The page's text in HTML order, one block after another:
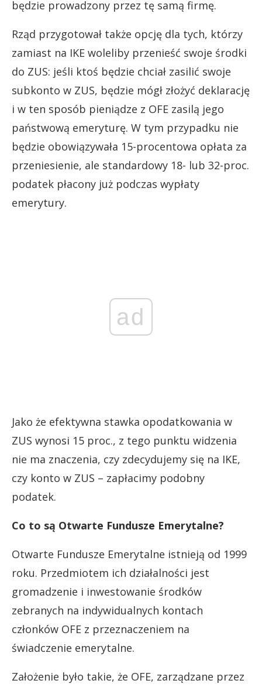
będzie prowadzony przez tę samą firmę.
Rząd przygotował także opcję dla tych, którzy
zamiast na IKE woleliby przenieść swoje środki
do ZUS: jeśli ktoś będzie chciał zasilić swoje
subkonto w ZUS, będzie mógł złożyć deklarację
i w ten sposób pieniądze z OFE zasilą jego
państwową emeryturę. W tym przypadku nie
będzie obowiązywała 15-procentowa opłata za
przeniesienie, ale standardowy 18- lub 32-proc.
podatek płacony już podczas wypłaty
emerytury.
ad
Jako że efektywna stawka opodatkowania w
ZUS wynosi 15 proc., z tego punktu widzenia
nie ma znaczenia, czy zdecydujemy się na IKE,
czy konto w ZUS – zapłacimy podobny
podatek.
Co to są Otwarte Fundusze Emerytalne?
Otwarte Fundusze Emerytalne istnieją od 1999
roku. Przedmiotem ich działalności jest
gromadzenie i inwestowanie środków
zebranych na indywidualnych kontach
członków OFE z przeznaczeniem na
świadczenie emerytalne.
Założenie było takie, że OFE, zarządzane przez